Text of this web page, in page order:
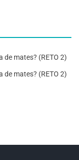
de mates? (RETO 2)
de mates? (RETO 2)